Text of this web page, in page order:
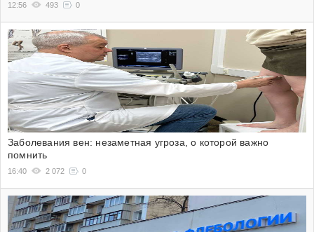
12:56 493 0
Заболевания вен: незаметная угроза, о которой важно
помнить
16:40 2 072 0